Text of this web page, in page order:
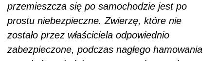
przemieszcza się po samochodzie jest po
prostu niebezpieczne. Zwierzę, które nie
zostało przez właściciela odpowiednio
zabezpieczone, podczas nagłego hamowania